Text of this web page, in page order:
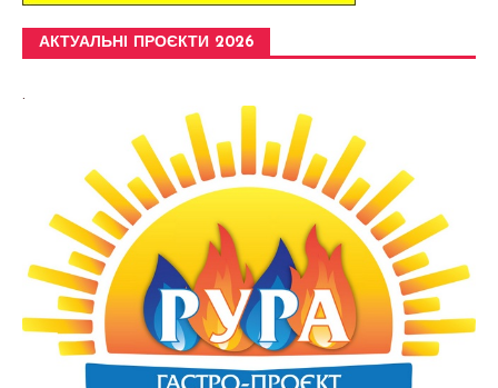
АКТУАЛЬНІ ПРОЄКТИ 2026
.